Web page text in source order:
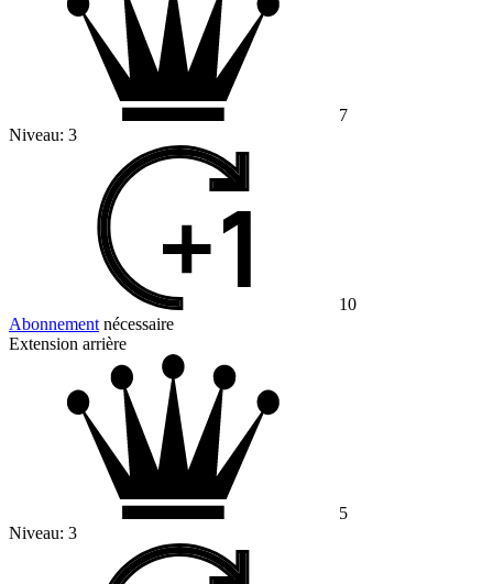
7
Niveau: 3
10
Abonnement nécessaire
Extension arrière
5
Niveau: 3